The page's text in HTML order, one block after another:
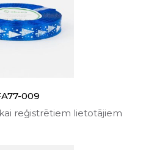
009
reģistrētiem lietotājiem